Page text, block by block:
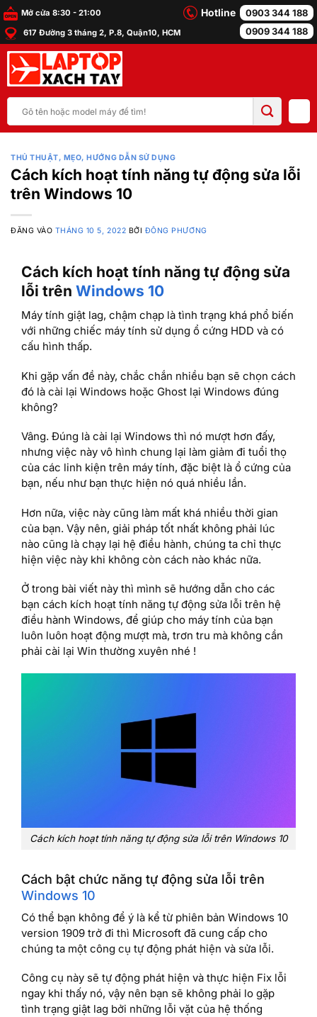
Bỏ
qua
nội
dung
Mở cửa 8:30 - 21:00
617 Đường 3 tháng 2, P.8, Quận10, HCM
Hotline
0903 344 188
0909 344 188
kiếm:
THỦ THUẬT, MẸO, HƯỚNG DẪN SỬ DỤNG
Cách kích hoạt tính năng tự động sửa lỗi
trên Windows 10
ĐĂNG VÀO THÁNG 10 5, 2022 BỞI ĐÔNG PHƯƠNG
Cách kích hoạt tính năng tự động sửa
lỗi trên Windows 10
Máy tính giật lag, chậm chạp là tình trạng khá phổ biến
với những chiếc máy tính sử dụng ổ cứng HDD và có
cấu hình thấp.
Khi gặp vấn đề này, chắc chắn nhiều bạn sẽ chọn cách
đó là cài lại Windows hoặc Ghost lại Windows đúng
không?
Vâng. Đúng là cài lại Windows thì nó mượt hơn đấy,
nhưng việc này vô hình chung lại làm giảm đi tuổi thọ
của các linh kiện trên máy tính, đặc biệt là ổ cứng của
bạn, nếu như bạn thực hiện nó quá nhiều lần.
Hơn nữa, việc này cũng làm mất khá nhiều thời gian
của bạn. Vậy nên, giải pháp tốt nhất không phải lúc
nào cũng là chạy lại hệ điều hành, chúng ta chỉ thực
hiện việc này khi không còn cách nào khác nữa.
Ở trong bài viết này thì mình sẽ hướng dẫn cho các
bạn cách kích hoạt tính năng tự động sửa lỗi trên hệ
điều hành Windows, để giúp cho máy tính của bạn
luôn luôn hoạt động mượt mà, trơn tru mà không cần
phải cài lại Win thường xuyên nhé !
Cách kích hoạt tính năng tự động sửa lỗi trên Windows 10
Cách bật chức năng tự động sửa lỗi trên
Windows 10
Có thể bạn không để ý là kể từ phiên bản Windows 10
version 1909 trở đi thì Microsoft đã cung cấp cho
chúng ta một công cụ tự động phát hiện và sửa lỗi.
Công cụ này sẽ tự động phát hiện và thực hiện Fix lỗi
ngay khi thấy nó, vậy nên bạn sẽ không phải lo gặp
tình trạng giật lag bởi những lỗi vặt của hệ thống